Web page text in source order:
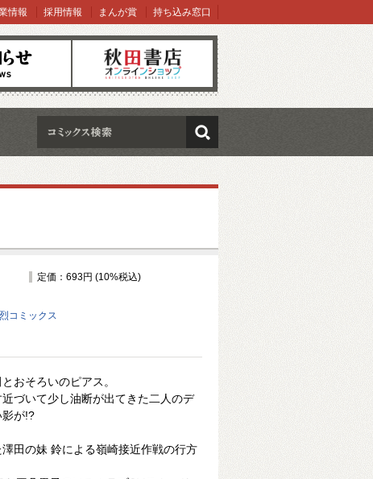
オンラインショップ
情報 採用情報 まんが賞 持ち込み窓口
検索
定価：693円 (10%税込)
コミックス
おそろいのピアス。
づいて少し油断が出てきた二人のデ
影が!?
田の妹 鈴による嶺崎接近作戦の行方